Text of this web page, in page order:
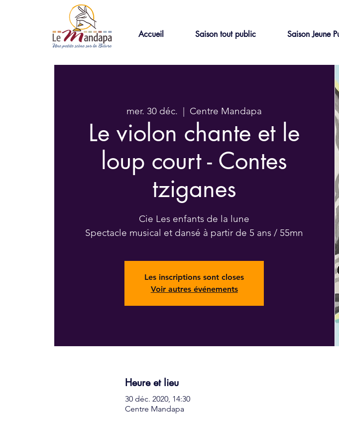
Accueil Saison tout public Saison Jeune
mer. 30 déc.
  |
Centre Mandapa
Le violon chante et le
loup court - Contes
tziganes
Cie Les enfants de la lune
Spectacle musical et dansé à partir de 5 ans / 55mn
Les inscriptions sont closes
Voir autres événements
Heure et lieu
30 déc. 2020, 14:30
Centre Mandapa